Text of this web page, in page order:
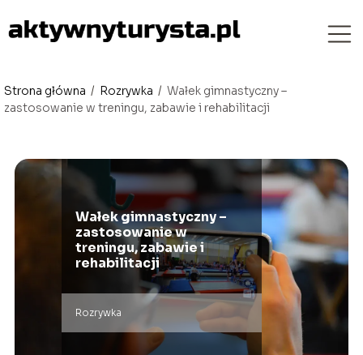
Strona główna / Rozrywka / Wałek gimnastyczny –
zastosowanie w treningu, zabawie i rehabilitacji
Wałek gimnastyczny –
zastosowanie w
treningu, zabawie i
rehabilitacji
Rozrywka